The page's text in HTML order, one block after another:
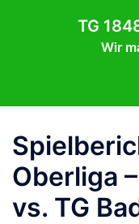
TG
Wir
Oberliga
vs. TG